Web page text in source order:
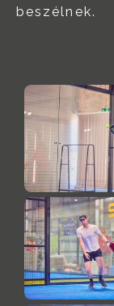
beszélnek.